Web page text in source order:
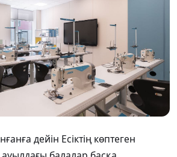
дейін Есіктің көптеген